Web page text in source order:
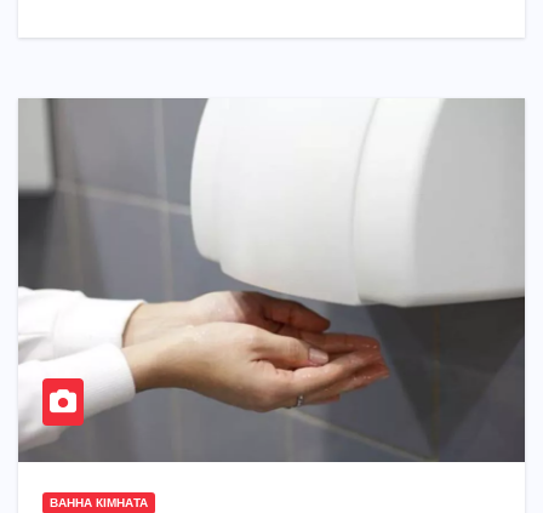
ВАННА КІМНАТА